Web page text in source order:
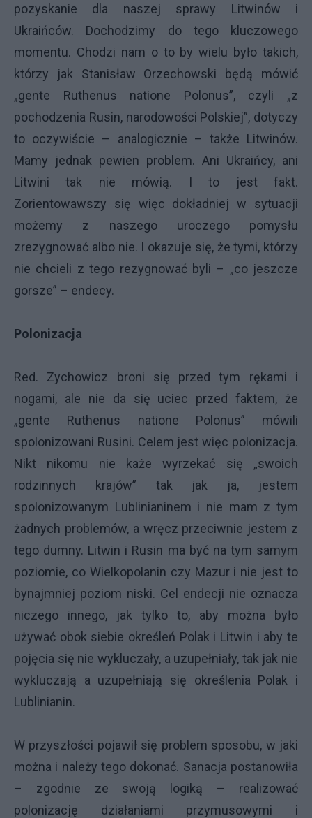
pozyskanie dla naszej sprawy Litwinów i
Ukraińców. Dochodzimy do tego kluczowego
momentu. Chodzi nam o to by wielu było takich,
którzy jak Stanisław Orzechowski będą mówić
„gente Ruthenus natione Polonus”, czyli „z
pochodzenia Rusin, narodowości Polskiej”, dotyczy
to oczywiście – analogicznie – także Litwinów.
Mamy jednak pewien problem. Ani Ukraińcy, ani
Litwini tak nie mówią. I to jest fakt.
Zorientowawszy się więc dokładniej w sytuacji
możemy z naszego uroczego pomysłu
zrezygnować albo nie. I okazuje się, że tymi, którzy
nie chcieli z tego rezygnować byli – „co jeszcze
gorsze” – endecy.
Polonizacja
Red. Zychowicz broni się przed tym rękami i
nogami, ale nie da się uciec przed faktem, że
„gente Ruthenus natione Polonus” mówili
spolonizowani Rusini. Celem jest więc polonizacja.
Nikt nikomu nie każe wyrzekać się „swoich
rodzinnych krajów” tak jak ja, jestem
spolonizowanym Lublinianinem i nie mam z tym
żadnych problemów, a wręcz przeciwnie jestem z
tego dumny. Litwin i Rusin ma być na tym samym
poziomie, co Wielkopolanin czy Mazur i nie jest to
bynajmniej poziom niski. Cel endecji nie oznacza
niczego innego, jak tylko to, aby można było
używać obok siebie określeń Polak i Litwin i aby te
pojęcia się nie wykluczały, a uzupełniały, tak jak nie
wykluczają a uzupełniają się określenia Polak i
Lublinianin.
W przyszłości pojawił się problem sposobu, w jaki
można i należy tego dokonać. Sanacja postanowiła
– zgodnie ze swoją logiką – realizować
polonizację działaniami przymusowymi i